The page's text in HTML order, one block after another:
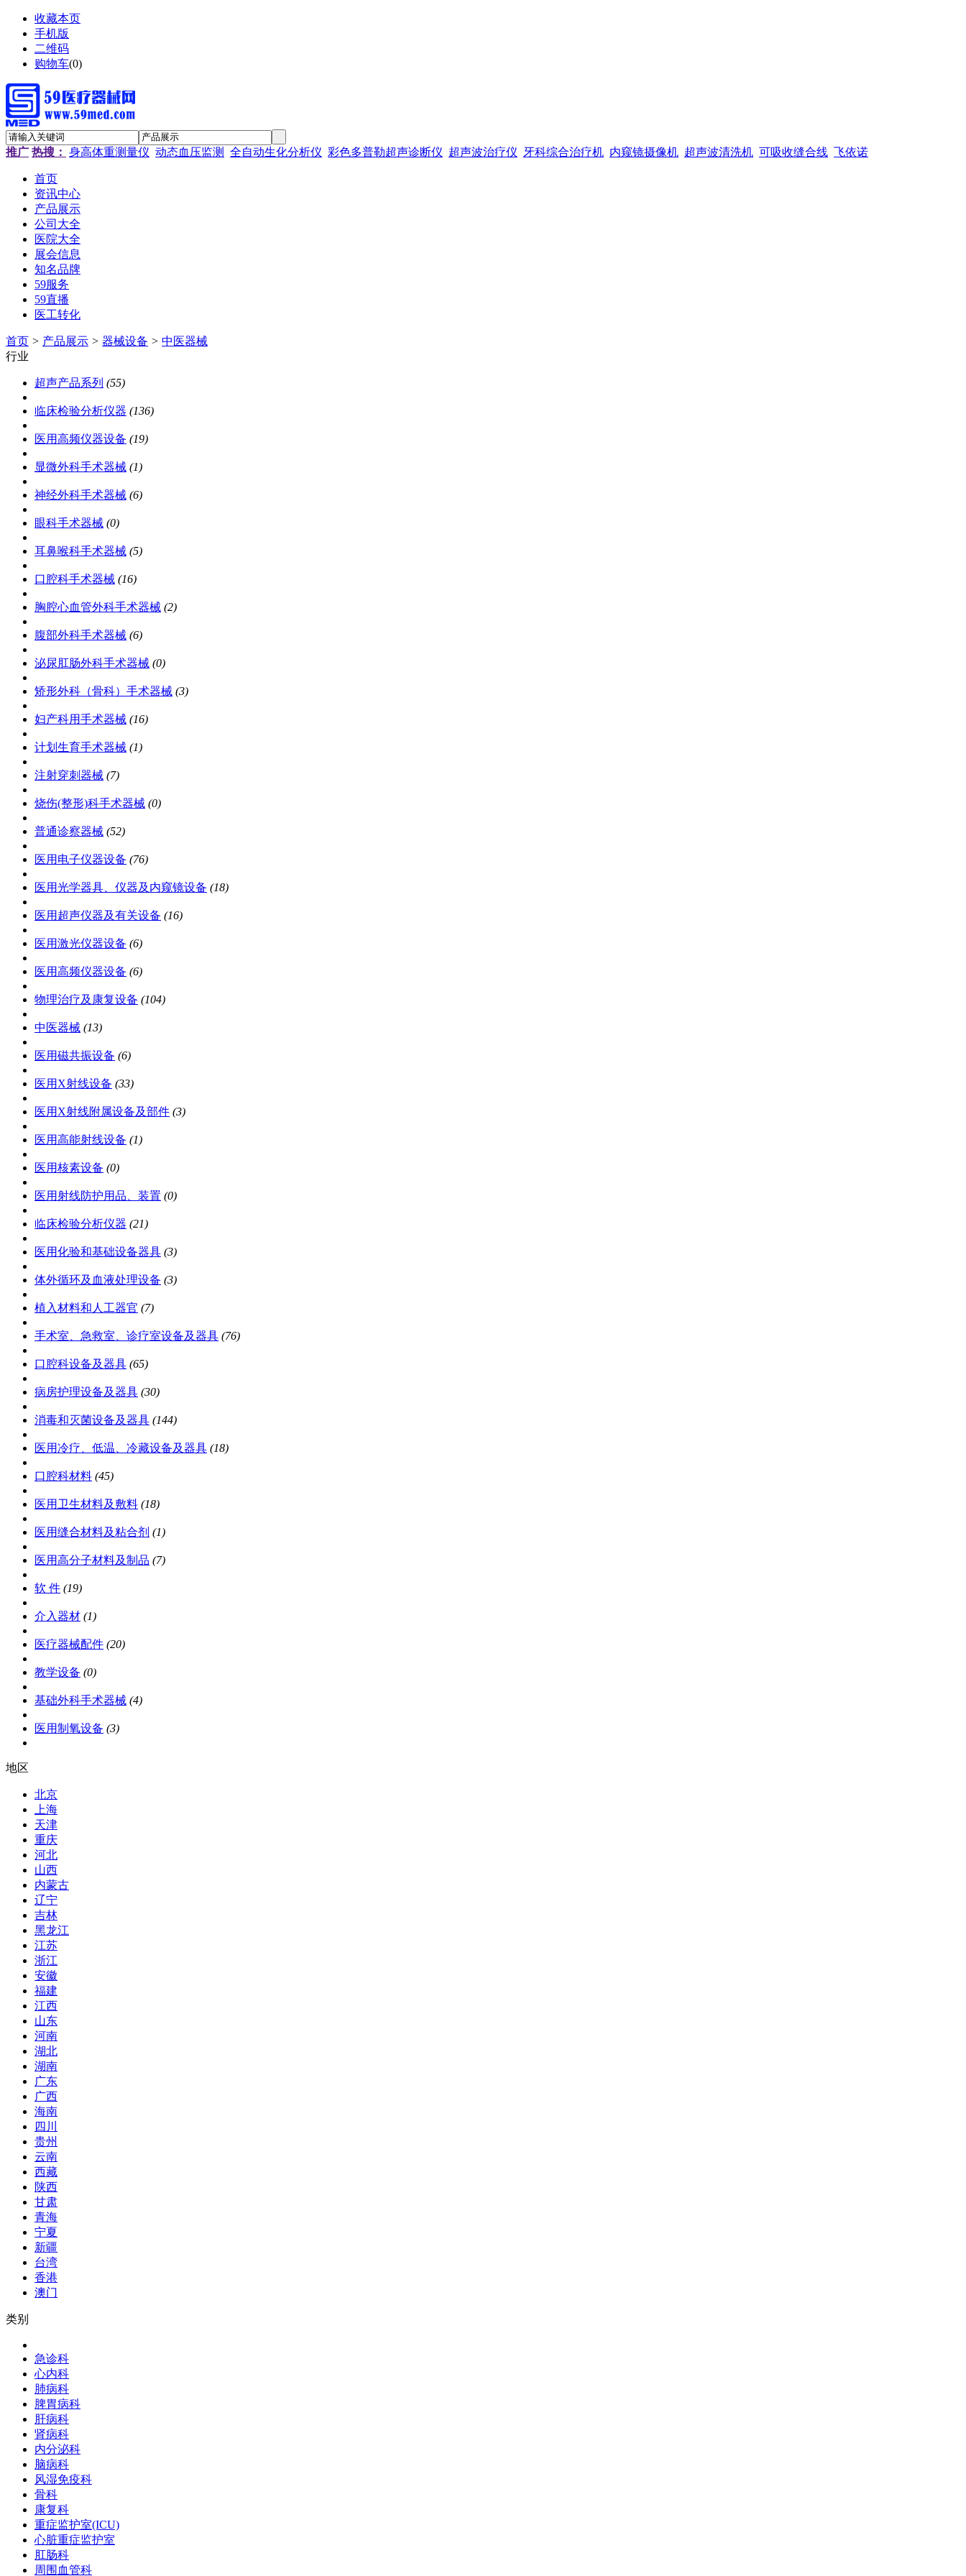
收藏本页
手机版
二维码
购物车(0)
推广 热搜： 身高体重测量仪 动态血压监测 全自动生化分析仪 彩色多普勒超声诊断仪 超声波治疗仪 牙科综合治疗机 内窥镜摄像机 超声波清洗机 可吸收缝合线 飞依诺
首页
资讯中心
产品展示
公司大全
医院大全
展会信息
知名品牌
59服务
59直播
医工转化
首页 > 产品展示 > 器械设备 > 中医器械
行业
超声产品系列 (55)
临床检验分析仪器 (136)
医用高频仪器设备 (19)
显微外科手术器械 (1)
神经外科手术器械 (6)
眼科手术器械 (0)
耳鼻喉科手术器械 (5)
口腔科手术器械 (16)
胸腔心血管外科手术器械 (2)
腹部外科手术器械 (6)
泌尿肛肠外科手术器械 (0)
矫形外科（骨科）手术器械 (3)
妇产科用手术器械 (16)
计划生育手术器械 (1)
注射穿刺器械 (7)
烧伤(整形)科手术器械 (0)
普通诊察器械 (52)
医用电子仪器设备 (76)
医用光学器具、仪器及内窥镜设备 (18)
医用超声仪器及有关设备 (16)
医用激光仪器设备 (6)
医用高频仪器设备 (6)
物理治疗及康复设备 (104)
中医器械 (13)
医用磁共振设备 (6)
医用X射线设备 (33)
医用X射线附属设备及部件 (3)
医用高能射线设备 (1)
医用核素设备 (0)
医用射线防护用品、装置 (0)
临床检验分析仪器 (21)
医用化验和基础设备器具 (3)
体外循环及血液处理设备 (3)
植入材料和人工器官 (7)
手术室、急救室、诊疗室设备及器具 (76)
口腔科设备及器具 (65)
病房护理设备及器具 (30)
消毒和灭菌设备及器具 (144)
医用冷疗、低温、冷藏设备及器具 (18)
口腔科材料 (45)
医用卫生材料及敷料 (18)
医用缝合材料及粘合剂 (1)
医用高分子材料及制品 (7)
软 件 (19)
介入器材 (1)
医疗器械配件 (20)
教学设备 (0)
基础外科手术器械 (4)
医用制氧设备 (3)
地区
北京
上海
天津
重庆
河北
山西
内蒙古
辽宁
吉林
黑龙江
江苏
浙江
安徽
福建
江西
山东
河南
湖北
湖南
广东
广西
海南
四川
贵州
云南
西藏
陕西
甘肃
青海
宁夏
新疆
台湾
香港
澳门
类别
急诊科
心内科
肺病科
脾胃病科
肝病科
肾病科
内分泌科
脑病科
风湿免疫科
骨科
康复科
重症监护室(ICU)
心脏重症监护室
肛肠科
周围血管科